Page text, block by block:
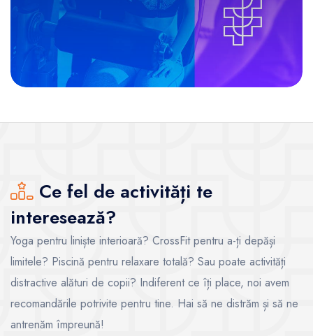
Ce fel de activități te
interesează?
Yoga pentru liniște interioară? CrossFit pentru a-ți depăși
limitele? Piscină pentru relaxare totală? Sau poate activități
distractive alături de copii? Indiferent ce îți place, noi avem
recomandările potrivite pentru tine. Hai să ne distrăm și să ne
antrenăm împreună!